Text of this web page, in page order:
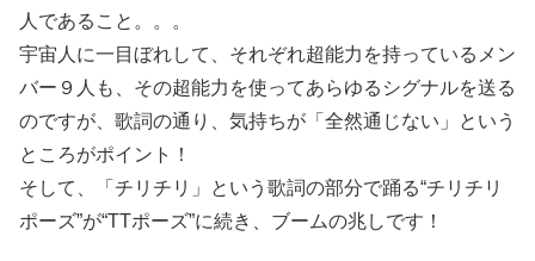
人であること。。。
宇宙人に一目ぼれして、それぞれ超能力を持っているメン
バー９人も、その超能力を使ってあらゆるシグナルを送る
のですが、歌詞の通り、気持ちが「全然通じない」という
ところがポイント！
そして、「チリチリ」という歌詞の部分で踊る“チリチリ
ポーズ”が“TTポーズ”に続き、ブームの兆しです！